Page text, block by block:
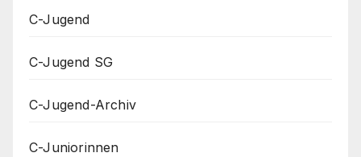
C-Jugend
C-Jugend SG
C-Jugend-Archiv
C-Juniorinnen